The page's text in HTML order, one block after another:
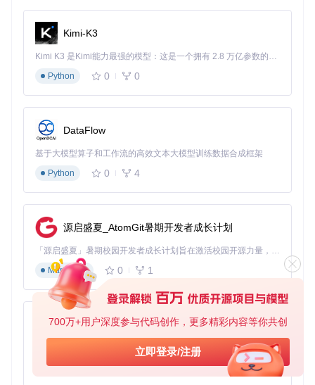
700万+用户深度参与代码创作，更多精彩内容等你共创
立即登录/注册
# 或者使用 RubyGems
使用
# 指定主题目录运行
theme-check /path/to/your/theme
# 在主题目录内运行
cd /path/to/your/theme
为了确保你的代码达到行业最佳实践标准，让我们一起让 The
Kimi-K3
Kimi K3 是Kimi能力最强的模型：这是一个拥有 2.8 万亿参数的混合专家（MoE）模型，具备原生视觉理解能力，并支持 100 万 token 的上下文窗口。
Python
0 0
DataFlow
基于大模型算子和工作流的高效文本大模型训练数据合成框架
Python
0 4
源启盛夏_AtomGit暑期开发者成长计划
「源启盛夏」暑期校园开发者成长计划旨在激活校园开源力量，通过积分激励、认证扶持、资源倾斜等形式，引导高校组织和开发者完成「入驻 — 建项目 — 做贡献 — 获认证 — 得资源」的完整闭环。无论你是想带领社团入驻平台的组织者，还是希望用代码贡献证明自己的开发者，都能在这里找到属于你的成长路径。
Markdown
0 1
py-xiaozhi
基于Python的Xiaozhi AI，适用于想要完整Xiaozhi体验而无需拥有专用硬件的用户。
Python
0 1